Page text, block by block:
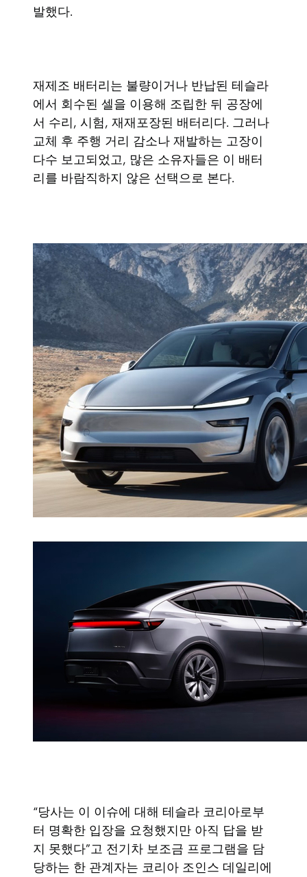
발했다.
재제조 배터리는 불량이거나 반납된 테슬라
에서 회수된 셀을 이용해 조립한 뒤 공장에
서 수리, 시험, 재재포장된 배터리다. 그러나
교체 후 주행 거리 감소나 재발하는 고장이
다수 보고되었고, 많은 소유자들은 이 배터
리를 바람직하지 않은 선택으로 본다.
“당사는 이 이슈에 대해 테슬라 코리아로부
터 명확한 입장을 요청했지만 아직 답을 받
지 못했다”고 전기차 보조금 프로그램을 담
당하는 한 관계자는 코리아 조인스 데일리에